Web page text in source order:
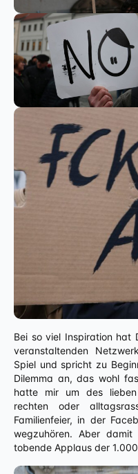
Bei so viel Inspiration hat
veranstaltenden
Spiel und spricht zu
Dilemma an, das wohl
hatte mir um des
rechten oder
Familienfeier, in der
wegzuhören. Aber
tobende Applaus der